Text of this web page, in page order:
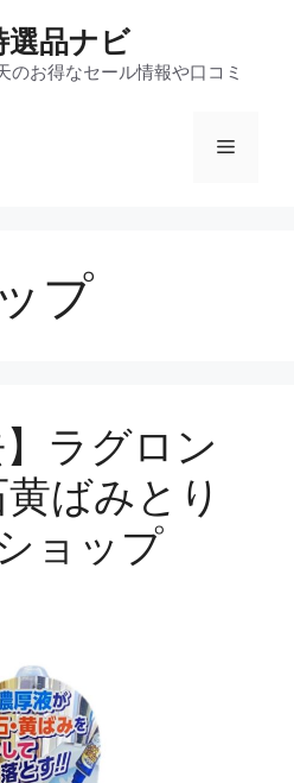
選品ナビ
のお得なセール情報や口コミ
メ
プ
】ラグロン
ばみとり
ョップ